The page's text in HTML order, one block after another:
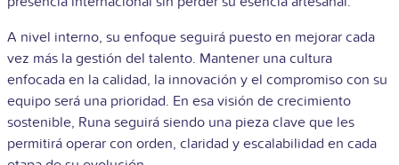
A nivel interno, su enfoque seguirá puesto en mejorar cada
vez más la gestión del talento. Mantener una cultura
enfocada en la calidad, la innovación y el compromiso con su
equipo será una prioridad. En esa visión de crecimiento
sostenible, Runa seguirá siendo una pieza clave que les
permitirá operar con orden, claridad y escalabilidad en cada